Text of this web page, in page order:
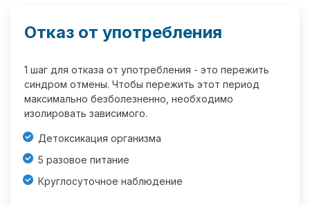
Отказ от употребления
1 шаг для отказа от употребления - это пережить
синдром отмены. Чтобы пережить этот период
максимально безболезненно, необходимо
изолировать зависимого.
Детоксикация организма
5 разовое питание
Круглосуточное наблюдение